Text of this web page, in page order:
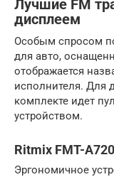
Лучшие FM
дисплеем
Особым спросом
для авто,
отображается
исполнителя. Для
комплекте идет
устройством.
Ritmix FMT-A720
Эргономичное